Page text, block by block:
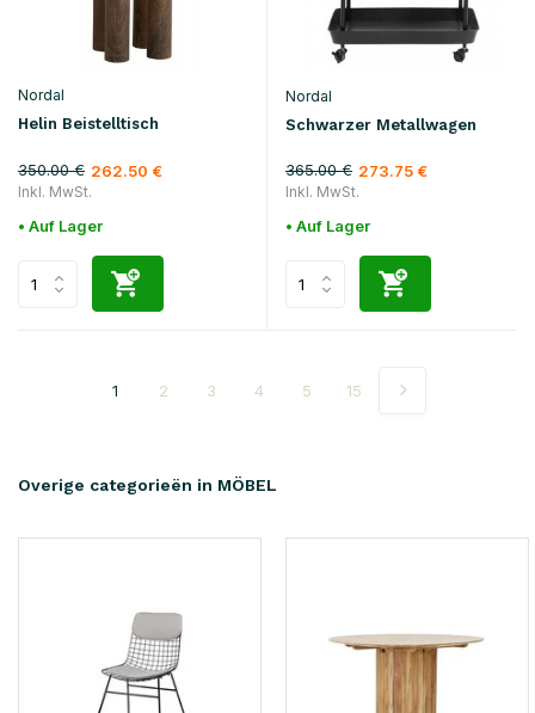
Nordal
Helin Beistelltisch
350.00 € 262.50 €
Inkl. MwSt.
• Auf Lager
Nordal
Schwarzer Metallwagen
365.00 € 273.75 €
Inkl. MwSt.
• Auf Lager
1 2 3 4 5 15
Overige categorieën in MÖBEL